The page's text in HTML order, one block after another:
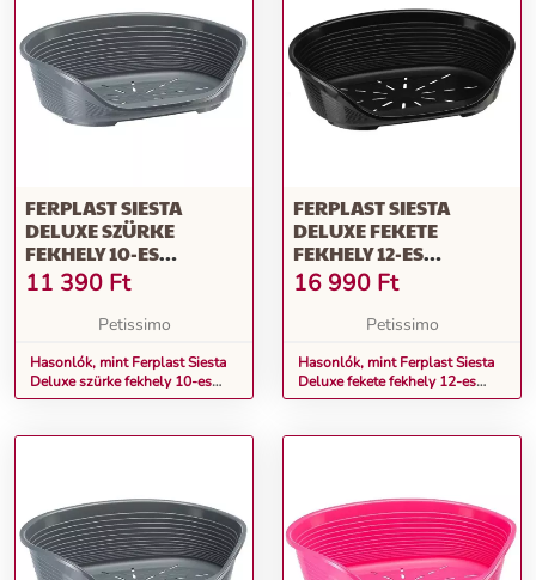
FERPLAST SIESTA
DELUXE SZÜRKE
FEKHELY 10-ES
(70210947)
11 390 Ft
Petissimo
Hasonlók, mint Ferplast Siesta
Deluxe szürke fekhely 10-es
(70210947)
FERPLAST SIESTA
DELUXE FEKETE
FEKHELY 12-ES
(70212917)
16 990 Ft
Petissimo
Hasonlók, mint Ferplast Siesta
Deluxe fekete fekhely 12-es
(70212917)